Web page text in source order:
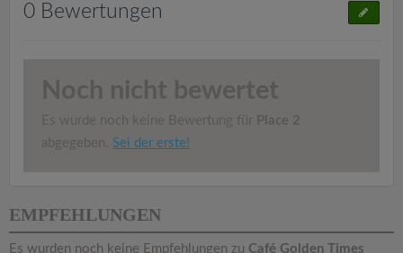
0 Bewertungen
Noch nicht bewertet
Es wurde noch keine Bewertung für Place 2
abgegeben. Sei der erste!
EMPFEHLUNGEN
Es wurden noch keine Empfehlungen zu Café Golden Times